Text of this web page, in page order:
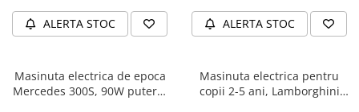
ALERTA STOC ALERTA STOC
Masinuta electrica de epoca
Mercedes 300S, 90W putere,
Masinuta electrica pentru
copii 2-5 ani, Lamborghini